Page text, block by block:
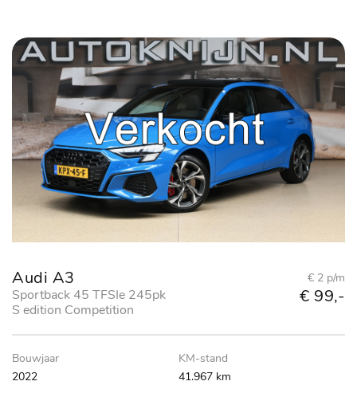
Audi A3
Sportback 45 TFSIe 245pk
S edition Competition
€ 2 p/m
€ 99,-
Bouwjaar
2022
KM-stand
41.967 km